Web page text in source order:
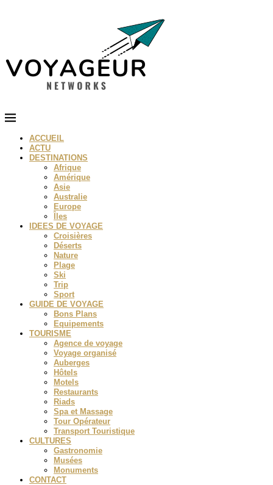
ACCUEIL
ACTU
DESTINATIONS
Afrique
Amérique
Asie
Australie
Europe
Îles
IDEES DE VOYAGE
Croisières
Déserts
Nature
Plage
Ski
Trip
Sport
GUIDE DE VOYAGE
Bons Plans
Equipements
TOURISME
Agence de voyage
Voyage organisé
Auberges
Hôtels
Motels
Restaurants
Riads
Spa et Massage
Tour Opérateur
Transport Touristique
CULTURES
Gastronomie
Musées
Monuments
CONTACT